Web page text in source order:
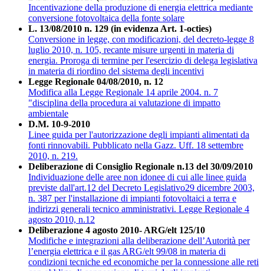
Incentivazione della produzione di energia elettrica mediante
conversione fotovoltaica della fonte solare
L. 13/08/2010 n. 129 (in evidenza Art. 1-octies)
Conversione in legge, con modificazioni, del decreto-legge 8
luglio 2010, n. 105, recante misure urgenti in materia di
energia. Proroga di termine per l'esercizio di delega legislativa
in materia di riordino del sistema degli incentivi
Legge Regionale 04/08/2010, n. 12
Modifica alla Legge Regionale 14 aprile 2004. n. 7
"disciplina della procedura ai valutazione di impatto
ambientale
D.M. 10-9-2010
Linee guida per l'autorizzazione degli impianti alimentati da
fonti rinnovabili. Pubblicato nella Gazz. Uff. 18 settembre
2010, n. 219.
Deliberazione di Consiglio Regionale n.13 del 30/09/2010
Individuazione delle aree non idonee di cui alle linee guida
previste dall'art.12 del Decreto Legislativo29 dicembre 2003,
n. 387 per l'installazione di impianti fotovoltaici a terra e
indirizzi generali tecnico amministrativi. Legge Regionale 4
agosto 2010, n.12
Deliberazione 4 agosto 2010- ARG/elt 125/10
Modifiche e integrazioni alla deliberazione dell’Autorità per
l’energia elettrica e il gas ARG/elt 99/08 in materia di
condizioni tecniche ed economiche per la connessione alle reti